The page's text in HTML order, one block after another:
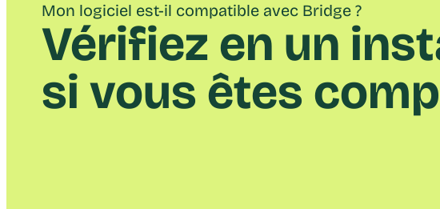
Mon logiciel est-il compatible avec Bridge ?
Vérifiez en un
si vous êtes